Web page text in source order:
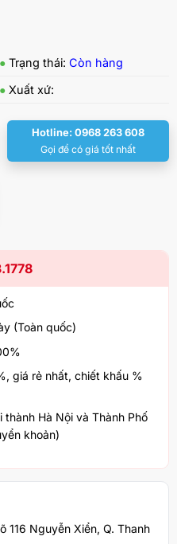
● Trạng thái: Còn hàng
● Xuất xứ:
Hotline: 0968 263 608
Gọi để có giá tốt nhất
(Toàn quốc)
giá rẻ nhất, chiết khấu %
Hà Nội và Thành Phố
khoản)
116 Nguyễn Xiển, Q. Thanh